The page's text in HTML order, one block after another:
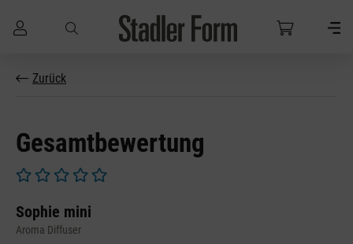
Zum Hauptinhalt springen
Zurück
Gesamtbewertung
Sophie mini
Aroma Diffuser